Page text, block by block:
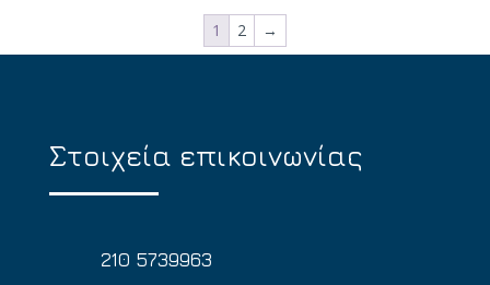
1 2 →
Στοιχεία επικοινωνίας
210 5739963